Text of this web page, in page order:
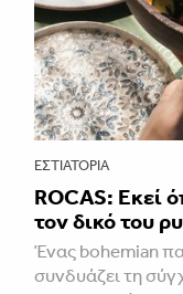
ΕΣΤΙΑΤΌΡΙΑ
ROCAS: Εκεί
τον δικό του
Ένας bohemian
συνδυάζει τη